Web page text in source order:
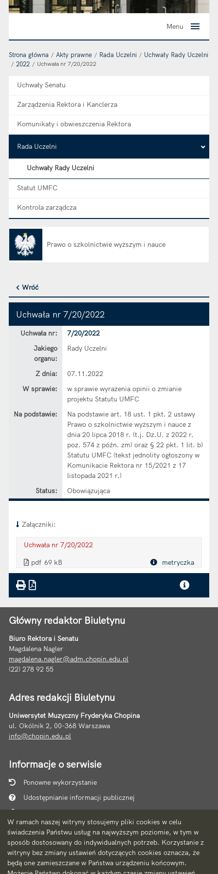
W ramach naszej witryny stosujemy pliki cookies w celu
świadczenia Państwu usług na najwyższym poziomie, w tym w
sposób dostosowany do indywidualnych potrzeb. Korzystanie z
witryny bez zmiany ustawień dotyczących cookies oznacza, że
będą one zamieszczane w Państwa urządzeniu końcowym.
Menu
Strona główna Akty prawne Rada Uczelni
Uchwały Rady Uczelni
2022
Uchwała nr 7/20/2022
Uchwały Senatu
Zarządzenia Rektora i Kanclerza
Komunikaty i obwieszczenia Rektora
Rada Uczelni
Uchwały Rady Uczelni
Statut UMFC
Kontrola zarządcza
Prawo o szkolnictwie wyższym i nauce
Wróć
Uchwała nr 7/20/2022
Uchwała nr:
7/20/2022
Jakiego
organu:
Rady Uczelni
Z dnia:
07.11.2022
W sprawie:
w sprawie wyrażenia opinii o zmianie
projektu Statutu UMFC
Na podstawie:
Na podstawie art. 18 ust. 1 pkt. 2 ustawy
Prawo o szkolnictwie wyższym i nauce z
dnia 20 lipca 2018 r. (t.j. Dz.U. z 2022 r.
poz. 574 z późn. zm) oraz § 22 pkt. 1 lit. b)
Statutu UMFC (tekst jednolity ogłoszony w
Komunikacie Rektora nr 15/2021 z 17
listopada 2021 r.)
Status:
Obowiązująca
Załączniki:
Uchwała nr 7/20/2022
pdf 69 kB metryczka
Główny redaktor Biuletynu
Biuro Rektora i Senatu
Magdalena Nagler
magdalena.nagler@adm.chopin.edu.pl
(22) 278 92 55
Adres redakcji Biuletynu
Uniwersytet Muzyczny Fryderyka Chopina
ul. Okólnik 2, 00-368 Warszawa
info@chopin.edu.pl
Informacje o serwisie
Ponowne wykorzystanie
Udostępnianie informacji publicznej
Mapa serwisu
Instrukcja obsługi
Statystyki oglądalności
Ostatnio dodane